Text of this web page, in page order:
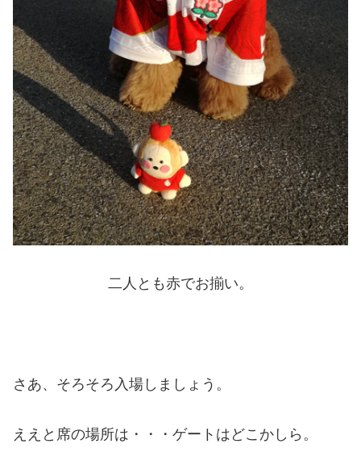
二人とも赤でお揃い。
さあ、そろそろ入場しましょう。
ええと席の場所は・・・ゲートはどこかしら。